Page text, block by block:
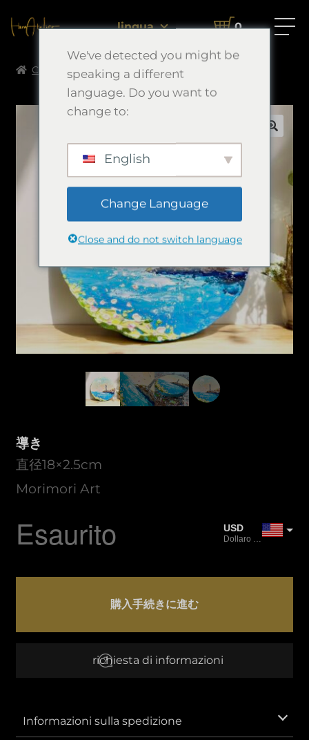
lingua 0
Casa Morimori Art 導き
導き
直径18×2.5cm
Morimori Art
Esaurito USD
EUR
購入手続きに進む
richiesta di informazioni
Informazioni sulla spedizione
We've detected you might be
speaking a different
language. Do you want to
change to:
English
Change Language
Close and do not switch language